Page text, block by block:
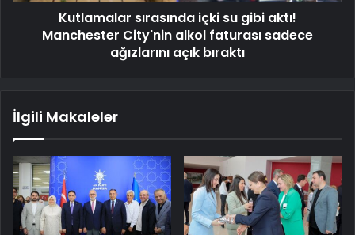
Kutlamalar sırasında içki su gibi aktı!
Manchester City'nin alkol faturası sadece
ağızlarını açık bıraktı
İlgili Makaleler